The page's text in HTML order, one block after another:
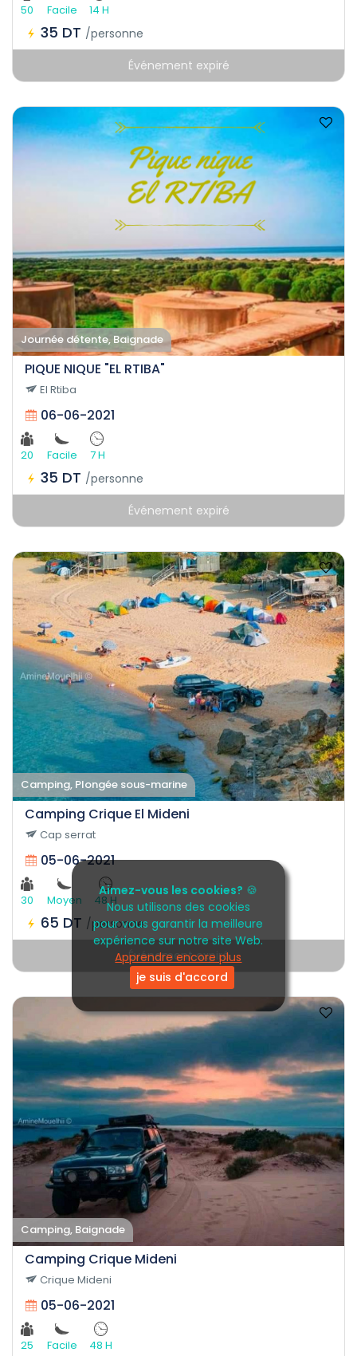
Aimez-vous les cookies? 🍪
Nous utilisons des cookies
pour vous garantir la meilleure
expérience sur notre site Web.
Apprendre encore plus
je suis d'accord
50 Facile 14 H
35 DT /personne
Événement expiré
Journée détente, Baignade
PIQUE NIQUE "EL RTIBA"
El Rtiba
06-06-2021
20 Facile 7 H
35 DT /personne
Événement expiré
Camping, Plongée sous-marine
Camping Crique El Mideni
Cap serrat
05-06-2021
30 Moyen 48 H
65 DT /personne
Événement expiré
Camping, Baignade
Camping Crique Mideni
Crique Mideni
05-06-2021
25 Facile 48 H